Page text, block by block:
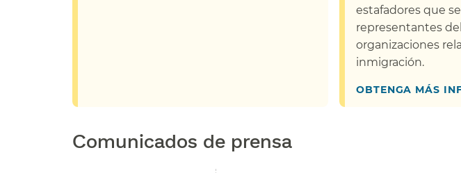
estafadores que
representantes
organizaciones
inmigración.​​
OBTENGA MÁS
Comunicados de prensa​​